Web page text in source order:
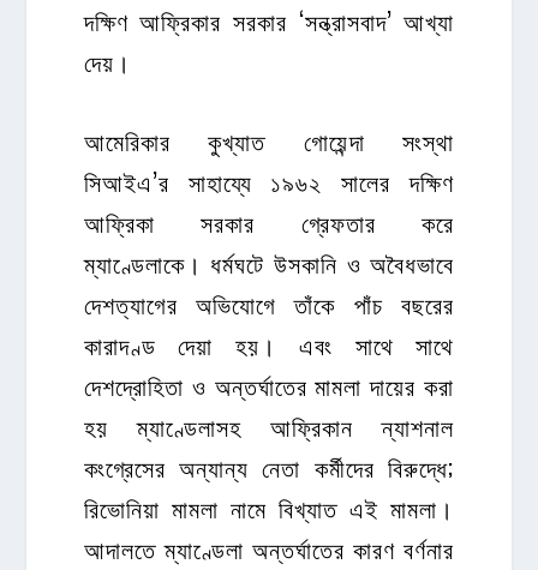
দক্ষিণ আফ্রিকার সরকার ‘সন্ত্রাসবাদ’ আখ্যা
দেয়।
আমেরিকার কুখ্যাত গোয়েন্দা সংস্থা
সিআইএ’র সাহায্যে ১৯৬২ সালের দক্ষিণ
আফ্রিকা সরকার গ্রেফতার করে
ম্যাণ্ডেলাকে। ধর্মঘটে উসকানি ও অবৈধভাবে
দেশত্যাগের অভিযোগে তাঁকে পাঁচ বছরের
কারাদণ্ড দেয়া হয়। এবং সাথে সাথে
দেশদ্রোহিতা ও অন্তর্ঘাতের মামলা দায়ের করা
হয় ম্যাণ্ডেলাসহ আফ্রিকান ন্যাশনাল
কংগ্রেসের অন্যান্য নেতা কর্মীদের বিরুদ্ধে;
রিভোনিয়া মামলা নামে বিখ্যাত এই মামলা।
আদালতে ম্যাণ্ডেলা অন্তর্ঘাতের কারণ বর্ণনার